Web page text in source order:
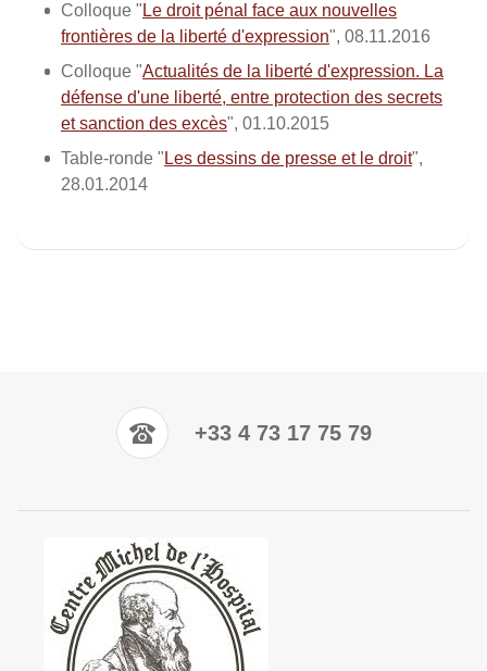
Colloque " Le droit pénal face aux nouvelles
frontières de la liberté d'expression", 08.11.2016
Colloque "Actualités de la liberté d'expression. La
défense d'une liberté, entre protection des secrets
et sanction des excès", 01.10.2015
Table-ronde " Les dessins de presse et le droit",
28.01.2014
+33 4 73 17 75 79